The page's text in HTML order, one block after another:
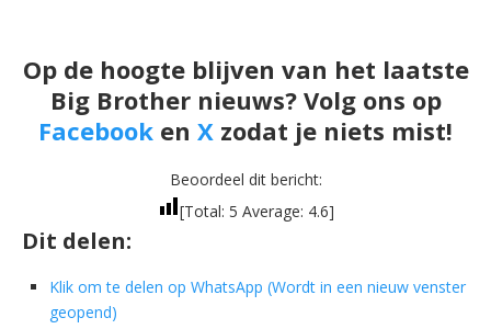
Op de hoogte blijven van het laatste
Big Brother nieuws? Volg ons op
Facebook en X zodat je niets mist!
Beoordeel dit bericht:
[Total: 5 Average: 4.6]
Dit delen:
Klik om te delen op WhatsApp (Wordt in een nieuw venster
geopend)